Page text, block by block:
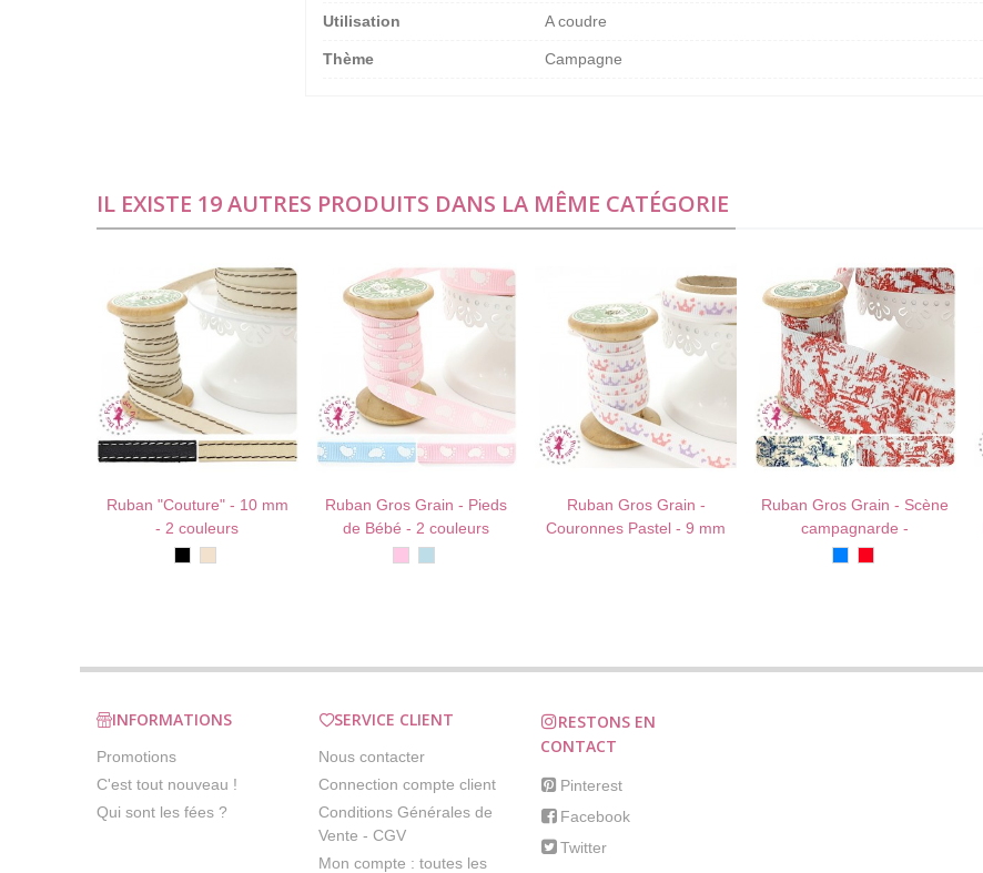
Utilisation A coudre
Thème Campagne
IL EXISTE 19 AUTRES PRODUITS DANS LA MÊME CATÉGORIE
AU PANIER ! J'AIME !
Ruban "Couture" - 10 mm
- 2 couleurs
NoirEcru
AU PANIER ! J'AIME !
Ruban Gros Grain - Pieds
de Bébé - 2 couleurs
RoseBleu
AU PANIER ! J'AIME !
Ruban Gros Grain -
Couronnes Pastel - 9 mm
AU PANIER ! J'AIME !
Ruban Gros Grain - Scène
campagnarde -
Rouge/Bleu - 38 mm
BleuRouge
INFORMATIONS
Promotions
C'est tout nouveau !
Qui sont les fées ?
SERVICE CLIENT
Nous contacter
Connection compte client
Conditions Générales de
Vente - CGV
Mon compte : toutes les
RESTONS EN
CONTACT
Pinterest
Facebook
Twitter